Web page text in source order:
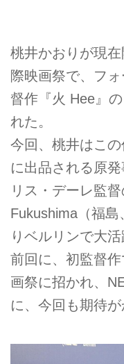
桃井かおりが現
際映画祭で、フ
督作『火 Hee』
れた。
今回、桃井はこ
に出品される原
リス・デーレ監
Fukushima（福
りベルリンで大活
前回に、初監督
画祭に招かれ、
に、今回も期待が